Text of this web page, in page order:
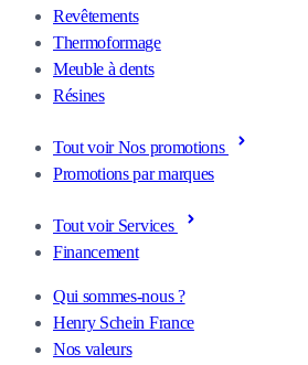
Revêtements
Thermoformage
Meuble à dents
Résines
Tout voir Nos promotions
Promotions par marques
Tout voir Services
Financement
Qui sommes-nous ?
Henry Schein France
Nos valeurs